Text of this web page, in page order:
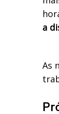
a
As